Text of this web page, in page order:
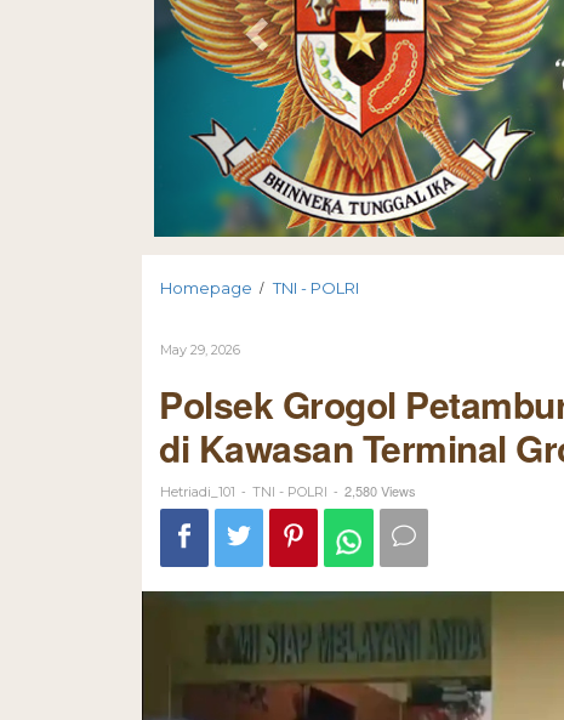
Homepage / TNI - POLRI
May 29, 2026
Polsek Grogol
di Kawasan Terminal
Hetriadi_101 - TNI - POLRI - 2,580 Views